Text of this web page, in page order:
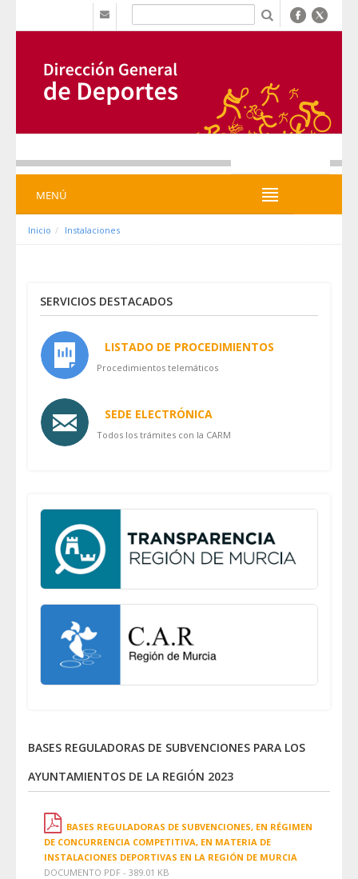
Ugrás a tartalomhoz
MENÚ
Inicio Instalaciones
SERVICIOS DESTACADOS
LISTADO DE PROCEDIMIENTOS
Procedimientos telemáticos
SEDE ELECTRÓNICA
Todos los trámites con la CARM
BASES REGULADORAS DE SUBVENCIONES PARA LOS
AYUNTAMIENTOS DE LA REGIÓN 2023
BASES REGULADORAS DE SUBVENCIONES, EN RÉGIMEN
DE CONCURRENCIA COMPETITIVA, EN MATERIA DE
INSTALACIONES DEPORTIVAS EN LA REGIÓN DE MURCIA
DOCUMENTO PDF - 389.01 KB